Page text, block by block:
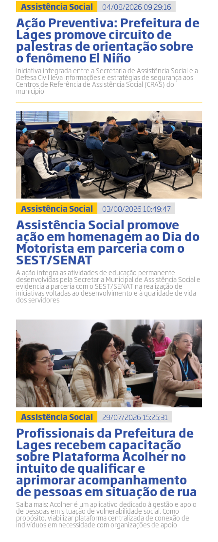
Assistência Social 04/08/2026 09:29:16
Ação Preventiva: Prefeitura de
Lages promove circuito de
palestras de orientação sobre
o fenômeno El Niño
Iniciativa integrada entre a Secretaria de Assistência Social e a
Defesa Civil leva informações e estratégias de segurança aos
Centros de Referência de Assistência Social (CRAS) do
município
Assistência Social 03/08/2026 10:49:47
Assistência Social promove
ação em homenagem ao Dia do
Motorista em parceria com o
SEST/SENAT
A ação integra as atividades de educação permanente
desenvolvidas pela Secretaria Municipal de Assistência Social e
evidencia a parceria com o SEST/SENAT na realização de
iniciativas voltadas ao desenvolvimento e à qualidade de vida
dos servidores
Assistência Social 29/07/2026 15:25:31
Profissionais da Prefeitura de
Lages recebem capacitação
sobre Plataforma Acolher no
intuito de qualificar e
aprimorar acompanhamento
de pessoas em situação de rua
Saiba mais: Acolher é um aplicativo dedicado à gestão e apoio
de pessoas em situação de vulnerabilidade social. Como
propósito, viabilizar plataforma centralizada de conexão de
indivíduos em necessidade com organizações de apoio